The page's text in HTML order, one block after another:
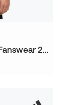
Koszulka Polo Valencia Cf Fanswear 2026-2027